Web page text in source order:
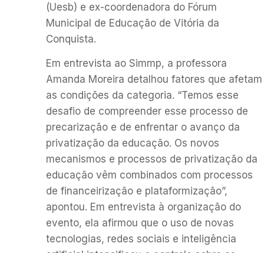
(Uesb) e ex-coordenadora do Fórum
Municipal de Educação de Vitória da
Conquista.
Em entrevista ao Simmp, a professora
Amanda Moreira detalhou fatores que afetam
as condições da categoria. “Temos esse
desafio de compreender esse processo de
precarização e de enfrentar o avanço da
privatização da educação. Os novos
mecanismos e processos de privatização da
educação vêm combinados com processos
de financeirização e plataformização”,
apontou. Em entrevista à organização do
evento, ela afirmou que o uso de novas
tecnologias, redes sociais e inteligência